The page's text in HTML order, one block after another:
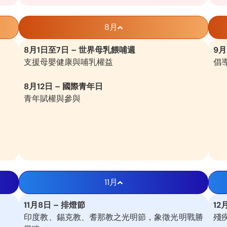
8月
8月1日至7日 – 世界母乳餵哺週
支援母嬰健康與哺乳權益
8月12日 – 國際青年日
青年賦權與參與
9
倡
11月
11月8日 – 排燈節
印度教、錫克教、耆那教之光明節，象徵光明戰勝
12
殘